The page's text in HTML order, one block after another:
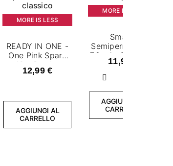
Successivo
MORE IS LESS
READY IN ONE -
One Pink Spark
10 - Smalto
semipermanente
12,99 €
AGGIUNGI AL
CARRELLO
MORE IS LESS
Smalto
Semipermanente
7,2 ml - Desire To
Inspire
11,99 €
AGGIUNGI AL
CARRELLO